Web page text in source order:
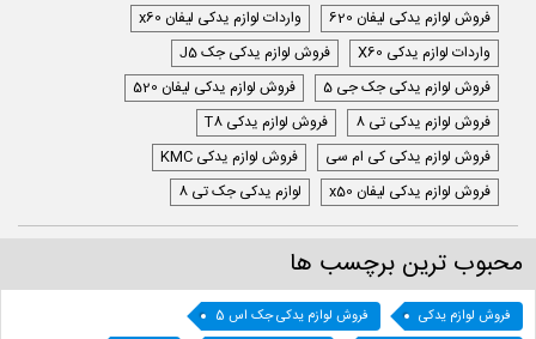
فروش لوازم یدکی لیفان 620
واردات لوازم یدکی لیفان x60
واردات لوازم یدکی X60
فروش لوازم یدکی جک J5
فروش لوازم یدکی جک جی 5
فروش لوازم یدکی لیفان 520
فروش لوازم یدکی تی 8
فروش لوازم یدکی T8
فروش لوازم یدکی کی ام سی
فروش لوازم یدکی KMC
فروش لوازم یدکی لیفان x50
لوازم یدکی جک تی 8
محبوب ترین برچسب ها
فروش لوازم یدکی
فروش لوازم یدکی جک اس 5